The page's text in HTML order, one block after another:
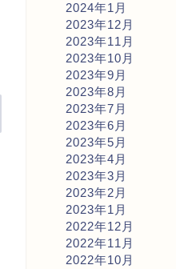
2024年1月
2023年12月
2023年11月
2023年10月
2023年9月
2023年8月
2023年7月
2023年6月
2023年5月
2023年4月
2023年3月
2023年2月
2023年1月
2022年12月
2022年11月
2022年10月